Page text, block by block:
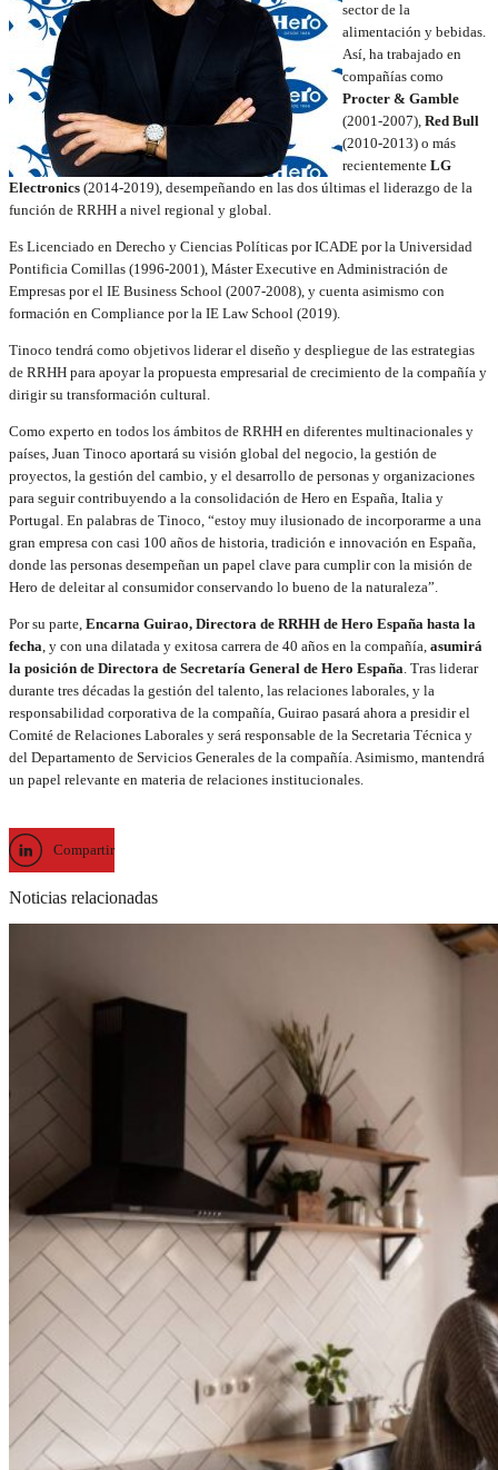
sector de la
alimentación y bebidas.
Así, ha trabajado en
compañías como
Procter & Gamble
(2001-2007), Red Bull
(2010-2013) o más
recientemente LG
Electronics (2014-2019), desempeñando en las dos últimas el liderazgo de la
función de RRHH a nivel regional y global.
Es Licenciado en Derecho y Ciencias Políticas por ICADE por la Universidad
Pontificia Comillas (1996-2001), Máster Executive en Administración de
Empresas por el IE Business School (2007-2008), y cuenta asimismo con
formación en Compliance por la IE Law School (2019).
Tinoco tendrá como objetivos liderar el diseño y despliegue de las estrategias
de RRHH para apoyar la propuesta empresarial de crecimiento de la compañía y
dirigir su transformación cultural.
Como experto en todos los ámbitos de RRHH en diferentes multinacionales y
países, Juan Tinoco aportará su visión global del negocio, la gestión de
proyectos, la gestión del cambio, y el desarrollo de personas y organizaciones
para seguir contribuyendo a la consolidación de Hero en España, Italia y
Portugal. En palabras de Tinoco, “estoy muy ilusionado de incorporarme a una
gran empresa con casi 100 años de historia, tradición e innovación en España,
donde las personas desempeñan un papel clave para cumplir con la misión de
Hero de deleitar al consumidor conservando lo bueno de la naturaleza”.
Por su parte, Encarna Guirao, Directora de RRHH de Hero España hasta la
fecha, y con una dilatada y exitosa carrera de 40 años en la compañía, asumirá
la posición de Directora de Secretaría General de Hero España. Tras liderar
durante tres décadas la gestión del talento, las relaciones laborales, y la
responsabilidad corporativa de la compañía, Guirao pasará ahora a presidir el
Comité de Relaciones Laborales y será responsable de la Secretaria Técnica y
del Departamento de Servicios Generales de la compañía. Asimismo, mantendrá
un papel relevante en materia de relaciones institucionales.
Compartir
Noticias relacionadas